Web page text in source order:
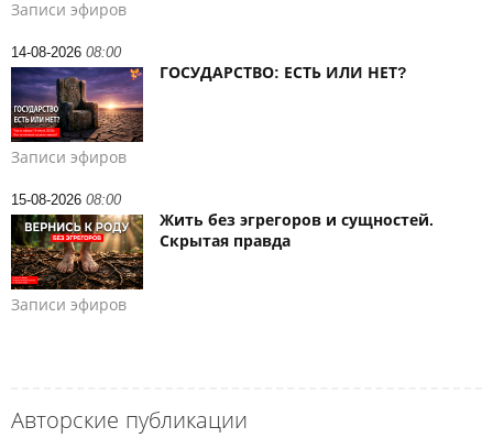
Записи эфиров
14-08-2026 08:00
ГОСУДАРСТВО: ЕСТЬ ИЛИ НЕТ?
Записи эфиров
15-08-2026 08:00
Жить без эгрегоров и сущностей.
Скрытая правда
Записи эфиров
Авторские публикации